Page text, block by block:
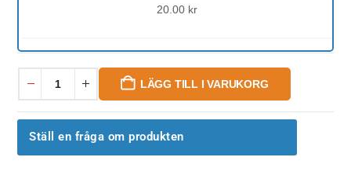
20.00 kr
LÄGG TILL I VARUKORG
Ställ en fråga om produkten